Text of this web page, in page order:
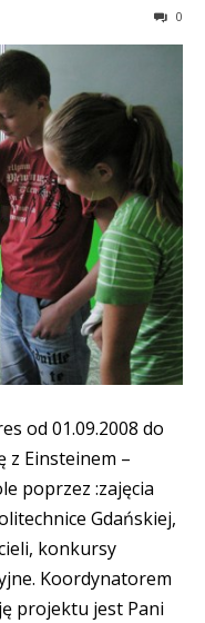
0
od 01.09.2008 do
z Einsteinem –
poprzez :zajęcia
Gdańskiej,
konkursy
Koordynatorem
projektu jest Pani